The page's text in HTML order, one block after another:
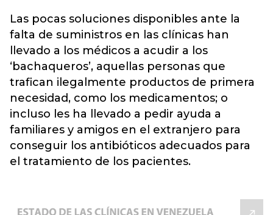
Las pocas soluciones disponibles ante la
falta de suministros en las clínicas han
llevado a los médicos a acudir a los
‘bachaqueros’, aquellas personas que
trafican ilegalmente productos de primera
necesidad, como los medicamentos; o
incluso les ha llevado a pedir ayuda a
familiares y amigos en el extranjero para
conseguir los antibióticos adecuados para
el tratamiento de los pacientes.